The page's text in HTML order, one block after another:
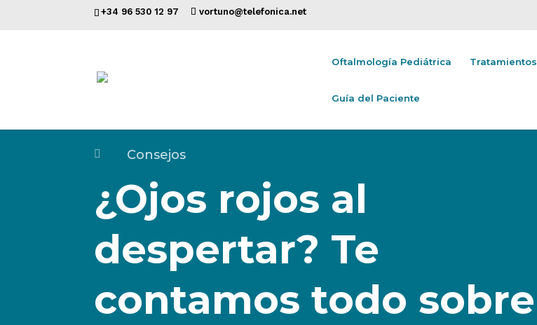
+34 96 530 12 97 vortuno@telefonica.net
Oftalmología Pediátrica Tratamientos
Guía del Paciente
 Consejos
¿Ojos rojos al
despertar? Te
contamos todo sobre